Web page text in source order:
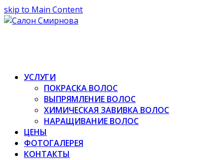
skip to Main Content
УСЛУГИ
ПОКРАСКА ВОЛОС
ВЫПРЯМЛЕНИЕ ВОЛОС
ХИМИЧЕСКАЯ ЗАВИВКА ВОЛОС
НАРАЩИВАНИЕ ВОЛОС
ЦЕНЫ
ФОТОГАЛЕРЕЯ
КОНТАКТЫ